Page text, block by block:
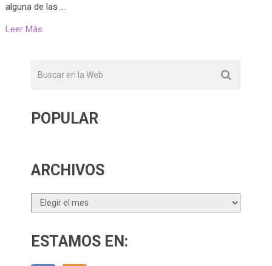
alguna de las …
Leer Más
POPULAR
ARCHIVOS
Archivos
ESTAMOS EN: